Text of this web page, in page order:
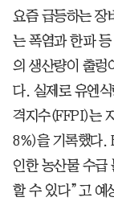
요즘 급등하는 장
는 폭염과 한파 등
의 생산량이 출렁
다. 실제로 유엔
격지수(FFPI)는
8%)을 기록했다.
인한 농산물 수급
할 수 있다”고 예